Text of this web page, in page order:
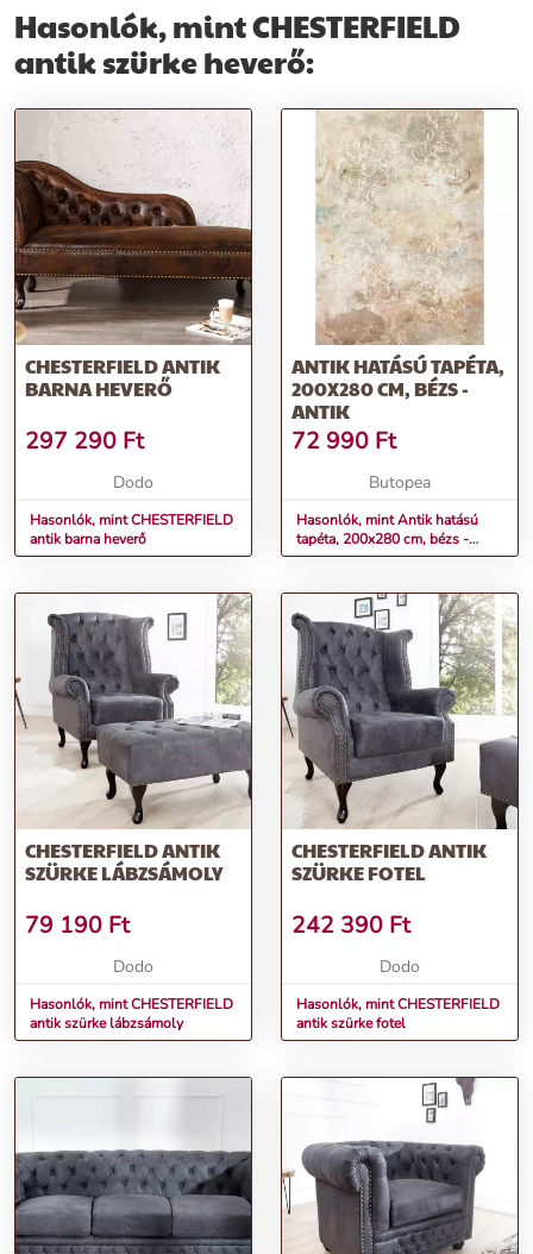
vagy beszélgetéshez.
Kifinomult Elegancia: Az antik stílus évtizedek óta a
legkifinomultabb ízléssel rendelkezők választása, exkluzív és
Rendeld meg most
, és teremts otthonodban egyedi stílust és
kényelmet a CHESTERFIELD antik szürke heverővel!
További információk>>
Hasonlók, mint CHESTERFIELD
antik szürke heverő:
CHESTERFIELD ANTIK
BARNA HEVERŐ
297 290 Ft
Dodo
Hasonlók, mint CHESTERFIELD
antik barna heverő
ANTIK HATÁSÚ TAPÉTA,
200X280 CM, BÉZS -
ANTIK
72 990 Ft
Butopea
Hasonlók, mint Antik hatású
tapéta, 200x280 cm, bézs -
ANTIK
CHESTERFIELD ANTIK
SZÜRKE LÁBZSÁMOLY
79 190 Ft
Dodo
Hasonlók, mint CHESTERFIELD
antik szürke lábzsámoly
CHESTERFIELD ANTIK
SZÜRKE FOTEL
242 390 Ft
Dodo
Hasonlók, mint CHESTERFIELD
antik szürke fotel